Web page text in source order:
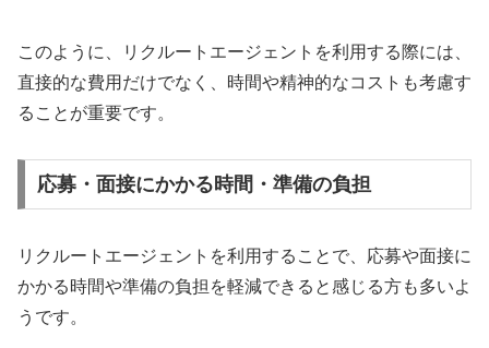
このように、リクルートエージェントを利用する際には、
直接的な費用だけでなく、時間や精神的なコストも考慮す
ることが重要です。
応募・面接にかかる時間・準備の負担
リクルートエージェントを利用することで、応募や面接に
かかる時間や準備の負担を軽減できると感じる方も多いよ
うです。